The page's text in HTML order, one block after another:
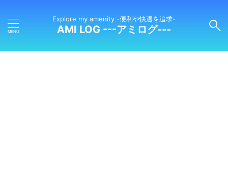
Explore my amenity -便利や快適を追求-
AMI LOG ---アミログ---